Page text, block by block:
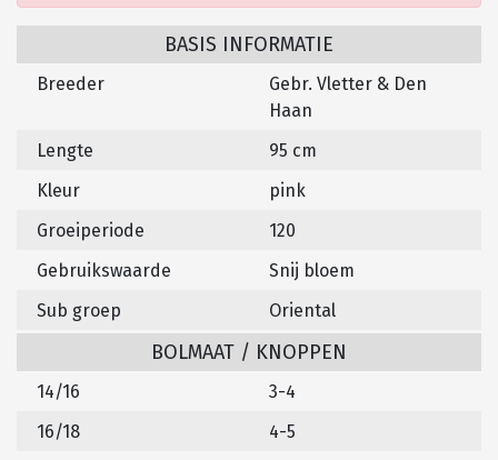
BASIS INFORMATIE
Breeder
Gebr. Vletter & Den
Haan
Lengte
95 cm
Kleur
pink
Groeiperiode
120
Gebruikswaarde
Snij bloem
Sub groep
Oriental
BOLMAAT / KNOPPEN
14/16
3-4
16/18
4-5